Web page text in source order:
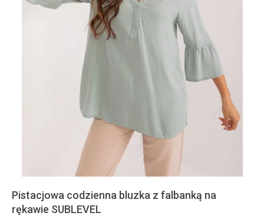
Pistacjowa codzienna bluzka z falbanką na
rękawie SUBLEVEL